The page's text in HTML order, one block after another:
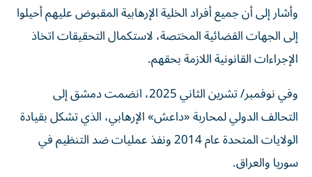
وأشار إلى أن جميع أفراد الخلية الإرهابية المقبوض عليهم أحيلوا
إلى الجهات القضائية المختصة، لاستكمال التحقيقات اتخاذ
الإجراءات القانونية اللازمة بحقهم.
وفي نوفمبر/ تشرين الثاني 2025، انضمت دمشق إلى
التحالف الدولي لمحاربة «داعش» الإرهابي، الذي تشكل بقيادة
الولايات المتحدة عام 2014 ونفذ عمليات ضد التنظيم في
سوريا والعراق.